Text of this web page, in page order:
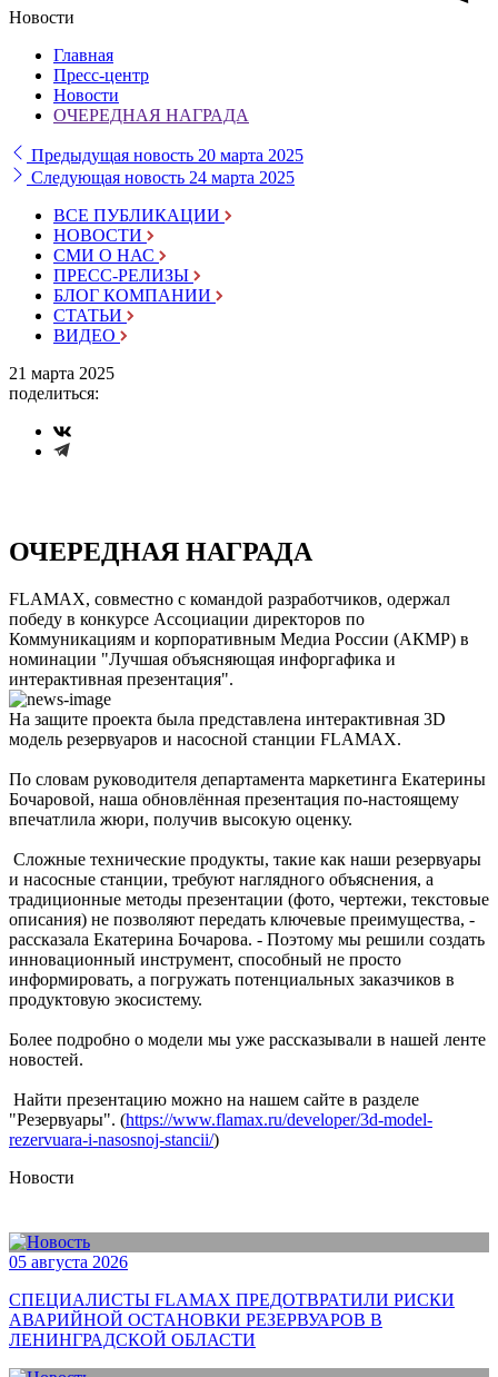
Новости
Главная
Пресс-центр
Новости
ОЧЕРЕДНАЯ НАГРАДА
Предыдущая новость 20 марта 2025
Следующая новость 24 марта 2025
ВСЕ ПУБЛИКАЦИИ
НОВОСТИ
СМИ О НАС
ПРЕСС-РЕЛИЗЫ
БЛОГ КОМПАНИИ
СТАТЬИ
ВИДЕО
21 марта 2025
поделиться:
ОЧЕРЕДНАЯ НАГРАДА
FLAMAX, совместно с командой разработчиков, одержал
победу в конкурсе Ассоциации директоров по
Коммуникациям и корпоративным Медиа России (АКМР) в
номинации "Лучшая объясняющая инфоргафика и
интерактивная презентация".
На защите проекта была представлена интерактивная 3D
модель резервуаров и насосной станции FLAMAX.
По словам руководителя департамента маркетинга Екатерины
Бочаровой, наша обновлённая презентация по-настоящему
впечатлила жюри, получив высокую оценку.
Сложные технические продукты, такие как наши резервуары
и насосные станции, требуют наглядного объяснения, а
традиционные методы презентации (фото, чертежи, текстовые
описания) не позволяют передать ключевые преимущества, -
рассказала Екатерина Бочарова. - Поэтому мы решили создать
инновационный инструмент, способный не просто
информировать, а погружать потенциальных заказчиков в
продуктовую экосистему.
Более подробно о модели мы уже рассказывали в нашей ленте
новостей.
Найти презентацию можно на нашем сайте в разделе
"Резервуары". (https://www.flamax.ru/developer/3d-model-
rezervuara-i-nasosnoj-stancii/)
Новости
05 августа 2026
СПЕЦИАЛИСТЫ FLAMAX ПРЕДОТВРАТИЛИ РИСКИ
АВАРИЙНОЙ ОСТАНОВКИ РЕЗЕРВУАРОВ В
ЛЕНИНГРАДСКОЙ ОБЛАСТИ